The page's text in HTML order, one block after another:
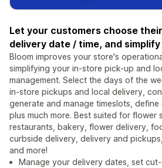
Let your customers choose
delivery date / time, and
Bloom improves your store's
simplifying your in-store pick-up and
management. Select the days of the
in-store pickups and local delivery,
generate and manage timeslots,
plus much more. Best suited for flower
restaurants, bakery, flower delivery,
curbside delivery, delivery and
and more!
Manage your delivery dates, set